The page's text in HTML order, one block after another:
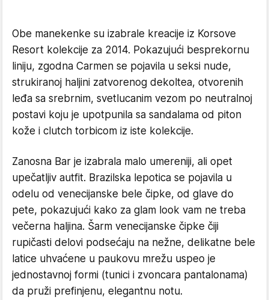
Obe manekenke su izabrale kreacije iz Korsove
Resort kolekcije za 2014. Pokazujući besprekornu
liniju, zgodna Carmen se pojavila u seksi nude,
strukiranoj haljini zatvorenog dekoltea, otvorenih
leđa sa srebrnim, svetlucanim vezom po neutralnoj
postavi koju je upotpunila sa sandalama od piton
kože i clutch torbicom iz iste kolekcije.
Zanosna Bar je izabrala malo umereniji, ali opet
upečatljiv autfit. Brazilska lepotica se pojavila u
odelu od venecijanske bele čipke, od glave do
pete, pokazujući kako za glam look vam ne treba
večerna haljina. Šarm venecijanske čipke čiji
rupičasti delovi podsećaju na nežne, delikatne bele
latice uhvaćene u paukovu mrežu uspeo je
jednostavnoj formi (tunici i zvoncara pantalonama)
da pruži prefinjenu, elegantnu notu.